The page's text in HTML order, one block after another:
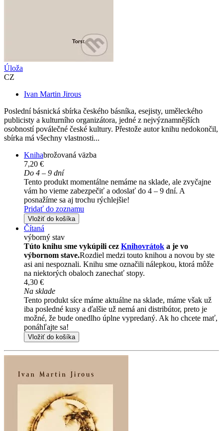
Úloža
CZ
Ivan Martin Jirous
Poslední básnická sbírka českého básníka, esejisty, uměleckého
publicisty a kulturního organizátora, jedné z nejvýznamnějších
osobností poválečné české kultury. Přestože autor knihu nedokončil,
sbírka má všechny vlastnosti...
Knihabrožovaná väzba
7,20 €
Do 4 – 9 dní
Tento produkt momentálne nemáme na sklade, ale zvyčajne
vám ho vieme zabezpečiť a odoslať do 4 – 9 dní. A
posnažíme sa aj trochu rýchlejšie!
Pridať do zoznamu
Vložiť do košíka
Čítaná
výborný stav
Túto knihu sme vykúpili cez Knihovrátok a je vo
výbornom stave.Rozdiel medzi touto knihou a novou by ste
asi ani nespoznali. Knihu sme označili nálepkou, ktorá môže
na niektorých obaloch zanechať stopy.
4,30 €
Na sklade
Tento produkt síce máme aktuálne na sklade, máme však už
iba posledné kusy a ďalšie už nemá ani distribútor, preto je
možné, že bude onedlho úplne vypredaný. Ak ho chcete mať,
ponáhľajte sa!
Vložiť do košíka